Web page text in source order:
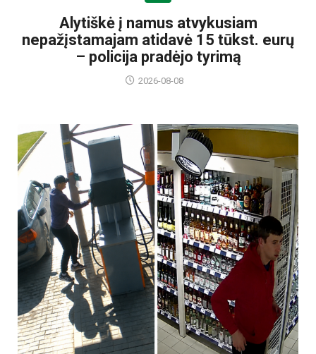
Alytiškė į namus atvykusiam
nepažįstamajam atidavė 15 tūkst. eurų
– policija pradėjo tyrimą
2026-08-08